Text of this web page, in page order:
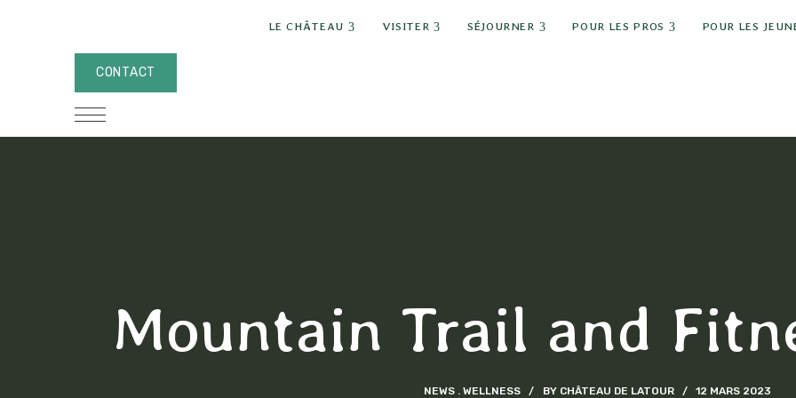
LE CHÂTEAU expand child menu
VISITER expand child menu
SÉJOURNER expand child menu
POUR LES PROS expand child
POUR LES
CONTACT
Mountain Trail and
NEWS WELLNESS BY CHÂTEAU DE LATOUR 12 MARS 2023